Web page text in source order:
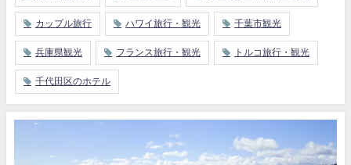
カップル旅行 ハワイ旅行・観光 千葉市観光
兵庫県観光 フランス旅行・観光 トルコ旅行・観光
千代田区のホテル